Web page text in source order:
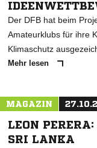
Der DFB hat beim
Amateurklubs für ihre
Klimaschutz
Mehr lesen
MAGAZIN
LEON
SRI LANKA